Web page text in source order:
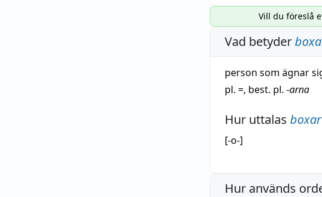
Vill du föreslå
Vad betyder
person som ägnar
pl. =, best. pl. -arna
Hur uttalas
[-o-]
Hur används